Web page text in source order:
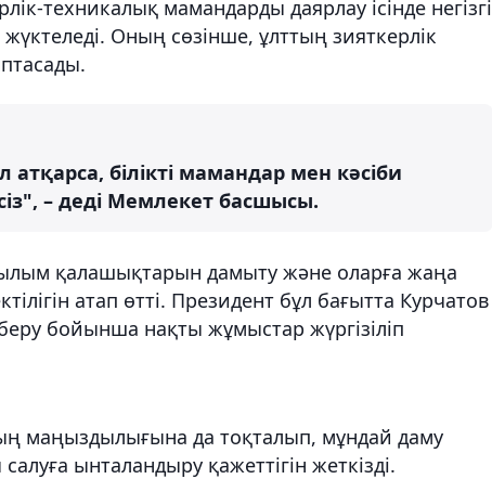
техникалық мамандарды даярлау ісінде негізгі
Оның сөзінше, ұлттың зияткерлік
білікті мамандар мен кәсіби
– деді Мемлекет басшысы.
қалашықтарын дамыту және оларға жаңа
атап өтті. Президент бұл бағытта Курчатов
бойынша нақты жұмыстар жүргізіліп
маңыздылығына да тоқталып, мұндай даму
ынталандыру қажеттігін жеткізді.